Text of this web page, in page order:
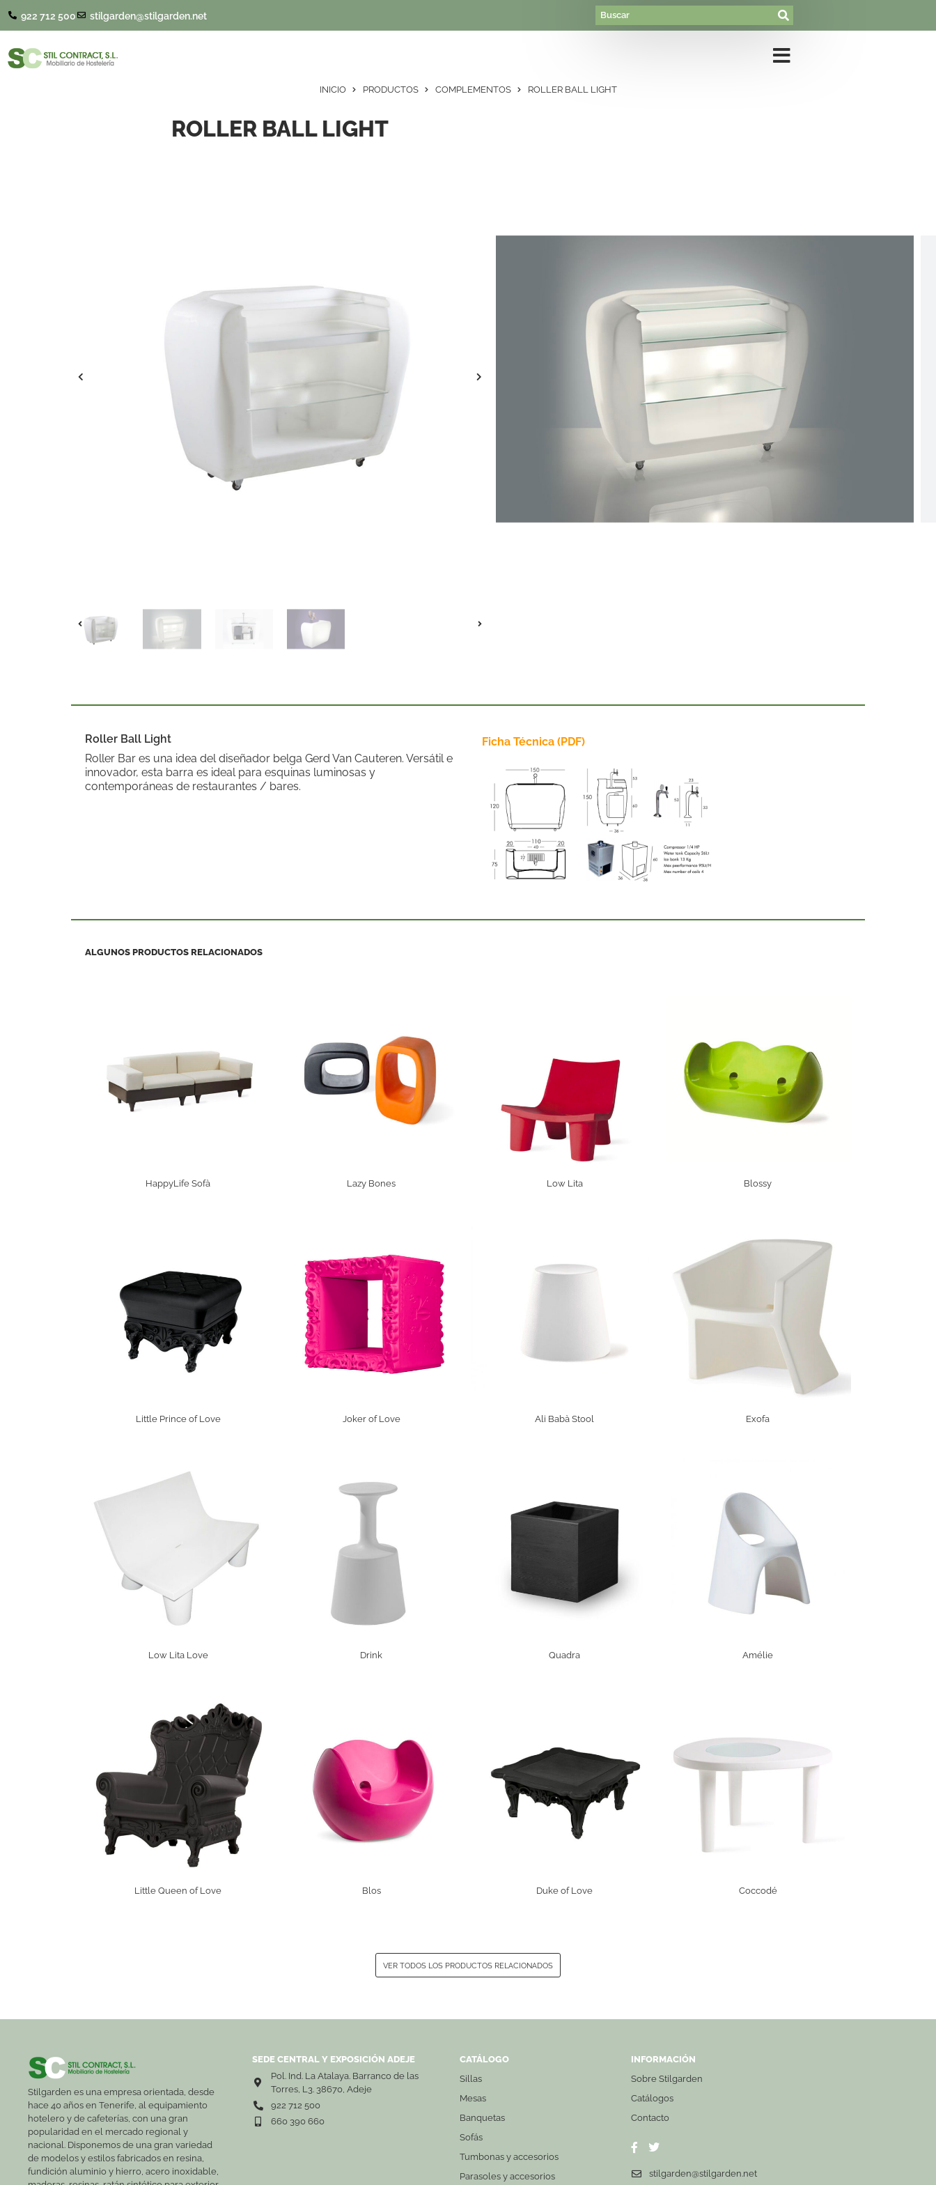
922 712 500 stilgarden@stilgarden.net
INICIO PRODUCTOS COMPLEMENTOS ROLLER BALL LIGHT
ROLLER BALL LIGHT
Roller Ball Light
Roller Bar es una idea del diseñador belga Gerd Van Cauteren. Versátil e
innovador, esta barra es ideal para esquinas luminosas y
contemporáneas de restaurantes / bares.
Ficha Técnica (PDF)
ALGUNOS PRODUCTOS RELACIONADOS
HappyLife Sofà Lazy Bones Low Lita Blossy
Little Prince of Love Joker of Love Ali Babà Stool Exofa
Low Lita Love Drink Quadra Amélie
Little Queen of Love Blos Duke of Love Coccodé
VER TODOS LOS PRODUCTOS RELACIONADOS
Stilgarden es una empresa orientada, desde
hace 40 años en Tenerife, al equipamiento
hotelero y de cafeterías, con una gran
popularidad en el mercado regional y
nacional. Disponemos de una gran variedad
de modelos y estilos fabricados en resina,
fundición aluminio y hierro, acero inoxidable,
SEDE CENTRAL Y EXPOSICIÓN ADEJE
Pol. Ind. La Atalaya. Barranco de las
Torres, L3. 38670, Adeje
922 712 500
660 390 660
CATÁLOGO
Sillas
Mesas
Banquetas
Sofás
Tumbonas y accesorios
Parasoles y accesorios
INFORMACIÓN
Sobre Stilgarden
Catálogos
Contacto
stilgarden@stilgarden.net